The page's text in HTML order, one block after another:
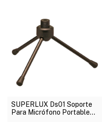
SUPERLUX Ds01 Soporte
Para Micrófono Portable